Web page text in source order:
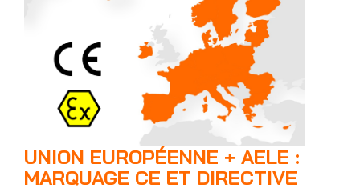
UNION EUROPÉENNE + AELE :
MARQUAGE CE ET DIRECTIVE